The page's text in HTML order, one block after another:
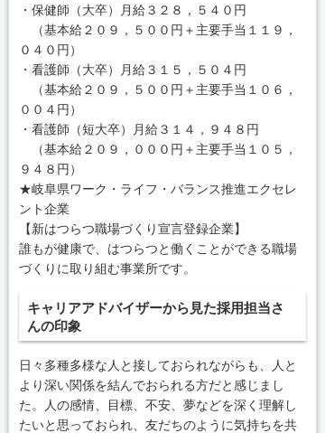
・保健師（大卒）月給３２８，５４０円
（基本給２０９，５００円＋主要手当１１９，
０４０円）
・看護師（大卒）月給３１５，５０４円
（基本給２０９，５００円＋主要手当１０６，
００４円）
・看護師（短大卒）月給３１４，９４８円
（基本給２０９，０００円＋主要手当１０５，
９４８円）
★岐阜県ワーク・ライフ・バランス推進エクセレ
ント企業
【新はつらつ職場づくり宣言登録企業】
誰もが健康で、はつらつと働くことができる職場
づくりに取り組む事業所です。
キャリアアドバイザーから見た採用担当さ
んの印象
日々多種多様な人と接しておられながらも、人と
より深い関係を結んでおられる方だと感じまし
た。人の感情、目標、不安、夢などを深く理解し
たいと思っておられ、友だちのように気持ちを共